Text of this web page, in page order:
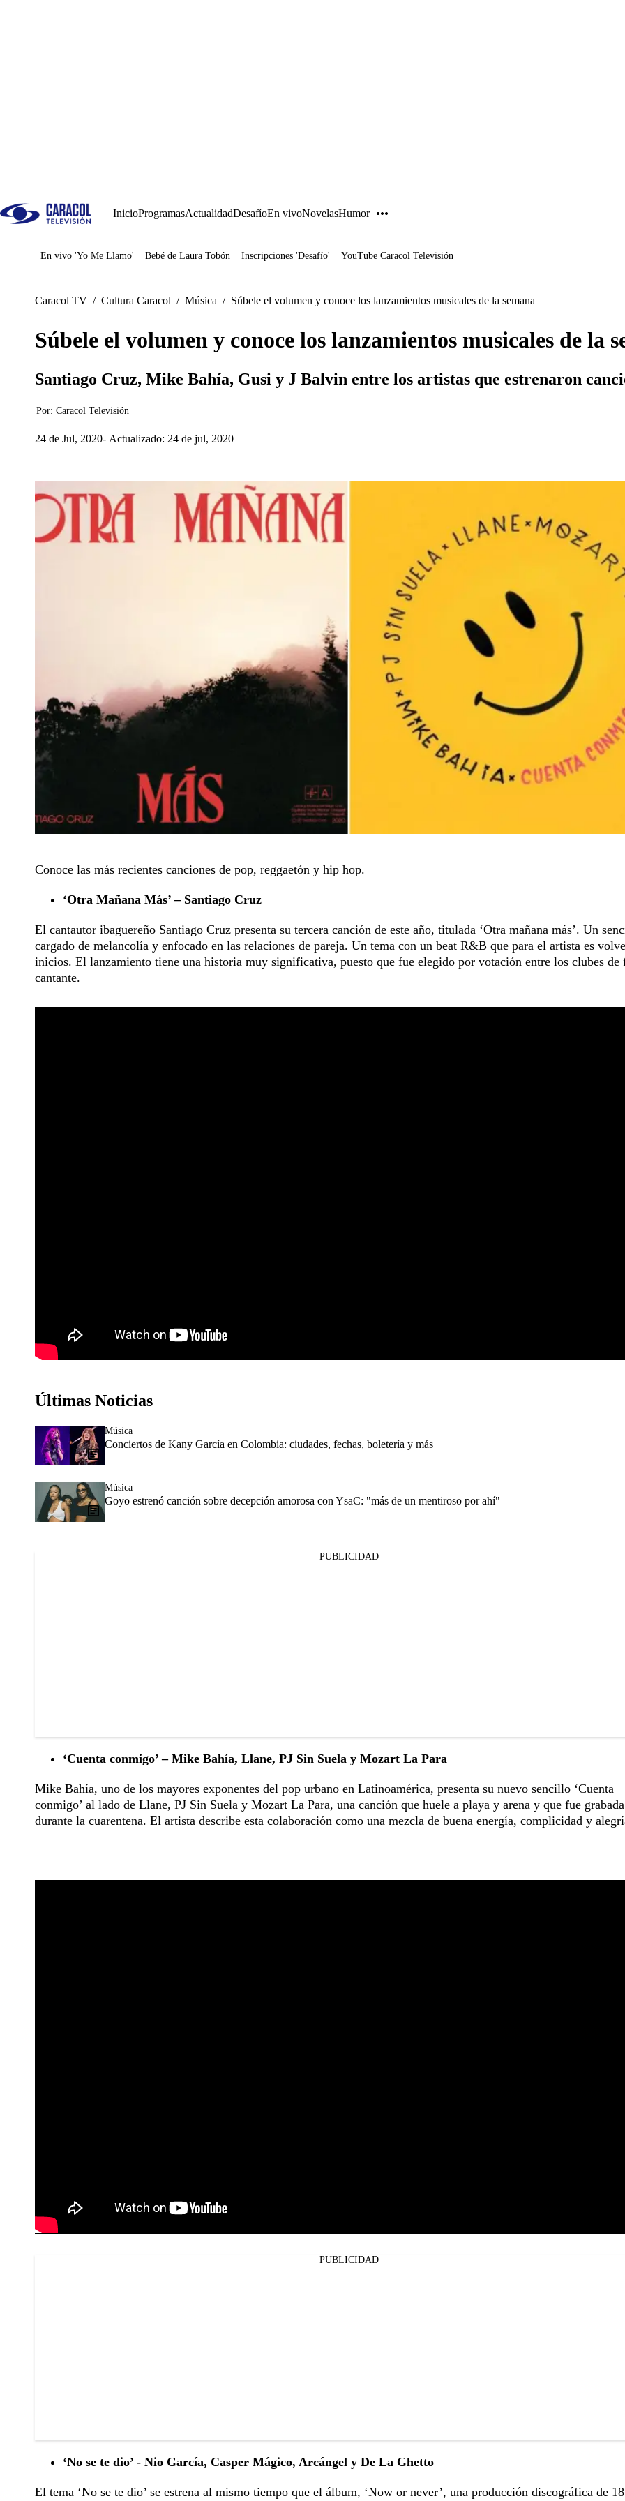
InicioProgramasActualidadDesafíoEn vivoNovelasHumor
Juegos
En vivo 'Yo Me Llamo' Bebé de Laura Tobón Inscripciones 'Desafío' YouTube Caracol Televisión
Caracol TV / Cultura Caracol / Música / Súbele el volumen y conoce los lanzamientos musicales de la semana
Súbele el volumen y conoce los lanzamientos musicales de la
Santiago Cruz, Mike Bahía, Gusi y J Balvin entre los artistas que estrenaron
Por: Caracol Televisión
24 de Jul, 2020 Actualizado: 24 de jul, 2020
Conoce las más recientes canciones de pop, reggaetón y hip hop.
‘Otra Mañana Más’ – Santiago Cruz
El cantautor ibaguereño Santiago Cruz presenta su tercera canción de este año, titulada ‘Otra mañana más’. Un
cargado de melancolía y enfocado en las relaciones de pareja. Un tema con un beat R&B que para el artista es
inicios. El lanzamiento tiene una historia muy significativa, puesto que fue elegido por votación entre los clubes de
cantante.
Últimas Noticias
Música
Conciertos de Kany García en Colombia: ciudades, fechas, boletería y más
Música
Goyo estrenó canción sobre decepción amorosa con YsaC: "más de un mentiroso por ahí"
PUBLICIDAD
‘Cuenta conmigo’ – Mike Bahía, Llane, PJ Sin Suela y Mozart La Para
Mike Bahía, uno de los mayores exponentes del pop urbano en Latinoamérica, presenta su nuevo sencillo ‘Cuenta
conmigo’ al lado de Llane, PJ Sin Suela y Mozart La Para, una canción que huele a playa y arena y que fue grabada
durante la cuarentena. El artista describe esta colaboración como una mezcla de buena energía, complicidad y
PUBLICIDAD
‘No se te dio’ - Nio García, Casper Mágico, Arcángel y De La Ghetto
El tema ‘No se te dio’ se estrena al mismo tiempo que el álbum, ‘Now or never’, una producción discográfica de 18